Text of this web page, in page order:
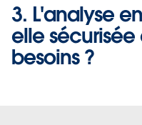
3. L'analyse
elle
besoins ?